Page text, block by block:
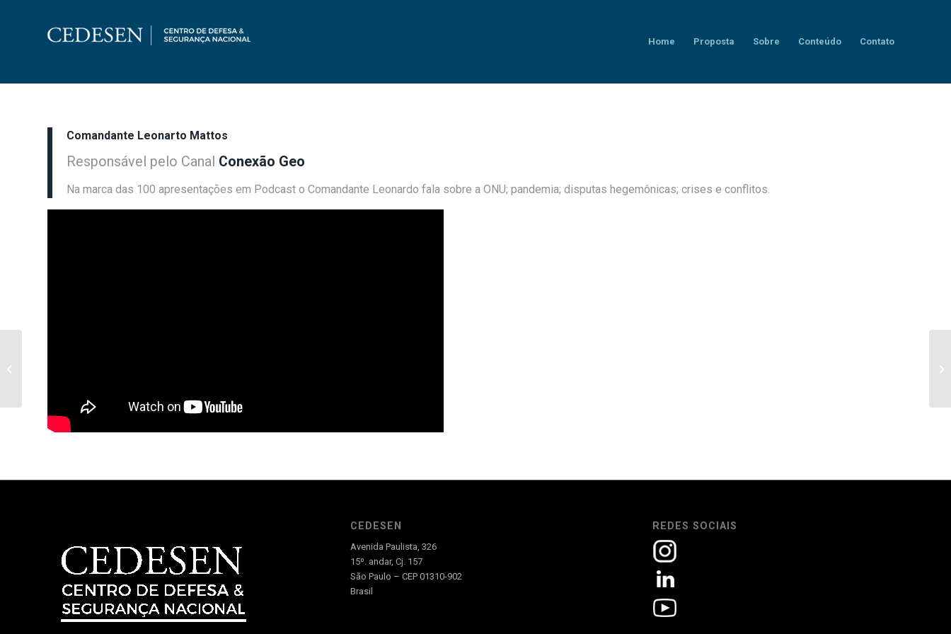
Home Proposta Sobre Conteúdo Contato
Comandante Leonarto Mattos
Responsável pelo Canal Conexão Geo
Na marca das 100 apresentações em Podcast o Comandante Leonardo fala sobre a ONU; pandemia; disputas hegemônicas; crises e conflitos.
CEDESEN
Avenida Paulista, 326
15º. andar, Cj. 157
São Paulo – CEP 01310-902
Brasil
REDES SOCIAIS